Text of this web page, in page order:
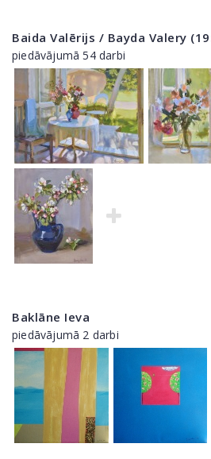
Baida Valērijs / Bayda Valery
piedāvājumā 54 darbi
Baklāne Ieva
piedāvājumā 2 darbi